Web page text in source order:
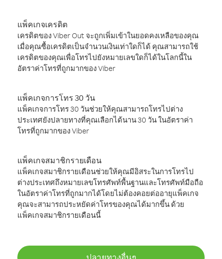
แพ็คเกจเครดิต
เครดิตของ Viber Out จะถูกเพิ่มเข้าในยอดคงเหลือของคุณ
เมื่อคุณซื้อเครดิตเป็นจำนวนเงินเท่าใดก็ได้ คุณสามารถใช้
เครดิตของคุณเพื่อโทรไปยังหมายเลขใดก็ได้ในโลกนี้ใน
อัตราค่าโทรที่ถูกมากของ Viber
แพ็คเกจการโทร 30 วัน
แพ็คเกจการโทร 30 วันช่วยให้คุณสามารถโทรไปต่าง
ประเทศยังปลายทางที่คุณเลือกได้นาน 30 วัน ในอัตราค่า
โทรที่ถูกมากของ Viber
แพ็คเกจสมาชิกรายเดือน
แพ็คเกจสมาชิกรายเดือนช่วยให้คุณมีอิสระในการโทรไป
ต่างประเทศถึงหมายเลขโทรศัพท์พื้นฐานและโทรศัพท์มือถือ
ในอัตราค่าโทรที่ถูกมากได้โดยไม่ต้องคอยต่ออายุแพ็คเกจ
คุณจะสามารถประหยัดค่าโทรของคุณได้มากขึ้น ด้วย
แพ็คเกจสมาชิกรายเดือนนี้